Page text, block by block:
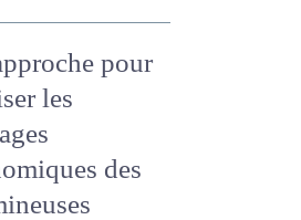
pour
les
des